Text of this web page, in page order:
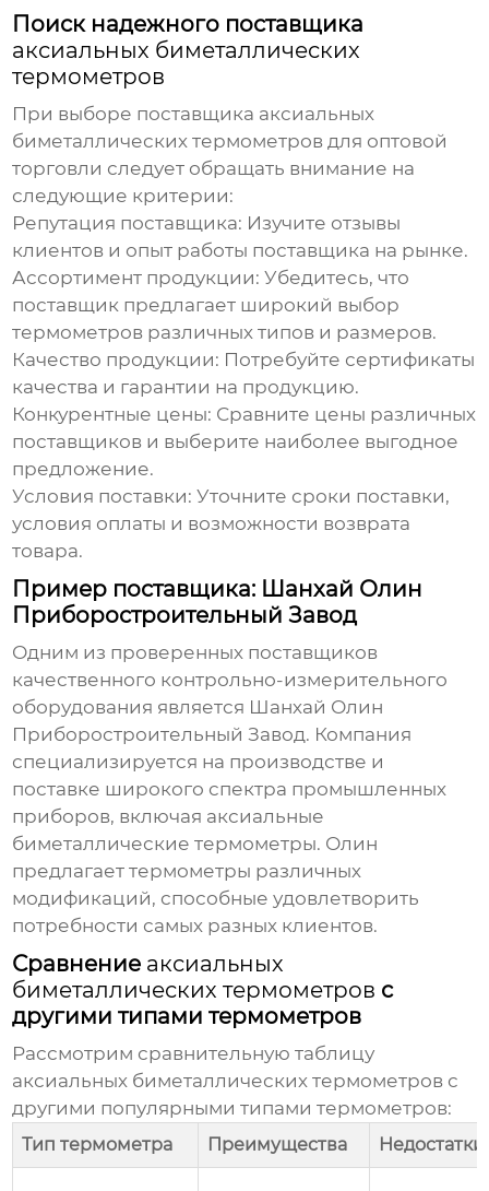
Поиск надежного поставщика
аксиальных биметаллических
термометров
При выборе поставщика аксиальных
биметаллических термометров для оптовой
торговли следует обращать внимание на
следующие критерии:
Репутация поставщика: Изучите отзывы
клиентов и опыт работы поставщика на рынке.
Ассортимент продукции: Убедитесь, что
поставщик предлагает широкий выбор
термометров различных типов и размеров.
Качество продукции: Потребуйте сертификаты
качества и гарантии на продукцию.
Конкурентные цены: Сравните цены различных
поставщиков и выберите наиболее выгодное
предложение.
Условия поставки: Уточните сроки поставки,
условия оплаты и возможности возврата
товара.
Пример поставщика: Шанхай Олин
Приборостроительный Завод
Одним из проверенных поставщиков
качественного контрольно-измерительного
оборудования является Шанхай Олин
Приборостроительный Завод. Компания
специализируется на производстве и
поставке широкого спектра промышленных
приборов, включая аксиальные
биметаллические термометры. Олин
предлагает термометры различных
модификаций, способные удовлетворить
потребности самых разных клиентов.
Сравнение аксиальных
биметаллических термометров с
другими типами термометров
Рассмотрим сравнительную таблицу
аксиальных биметаллических термометров с
другими популярными типами термометров:
Тип термометра Преимущества Недостатки